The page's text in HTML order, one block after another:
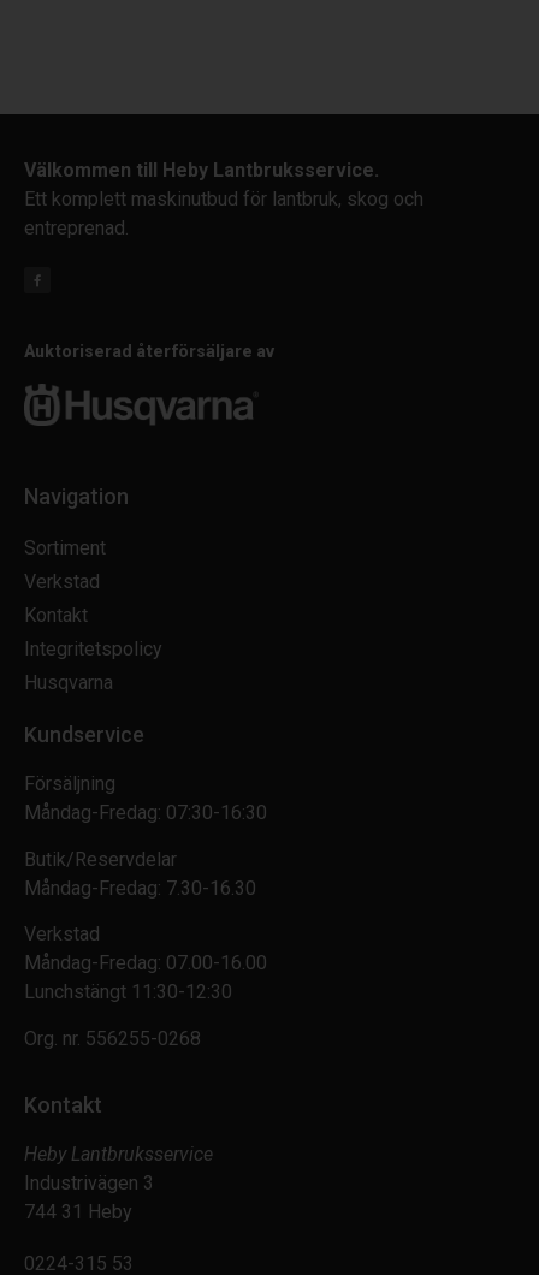
Välkommen till Heby Lantbruksservice.
Ett komplett maskinutbud för lantbruk, skog och
entreprenad.
Auktoriserad återförsäljare av
Navigation
Sortiment
Verkstad
Kontakt
Integritetspolicy
Husqvarna
Kundservice
Försäljning
Måndag-Fredag: 07:30-16:30
Butik/Reservdelar
Måndag-Fredag: 7.30-16.30
Verkstad
Måndag-Fredag: 07.00-16.00
Lunchstängt 11:30-12:30
Org. nr. 556255-0268
Kontakt
Heby Lantbruksservice
Industrivägen 3
744 31 Heby
0224-315 53